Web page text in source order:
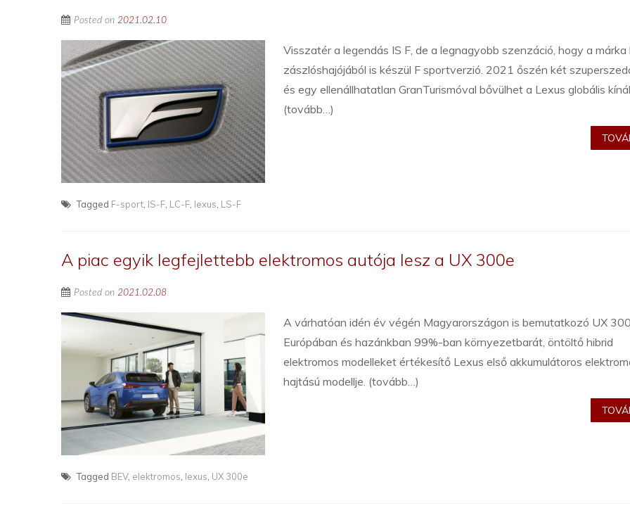
Posted on 2021.02.10
Visszatér a legendás IS F, de a legnagyobb szenzáció, hogy a márka
zászlóshajójából is készül F sportverzió. 2021 őszén két
és egy ellenállhatatlan GranTurismóval bővülhet a Lexus globális
(tovább…)
Tagged F-sport IS-F LC-F lexus LS-F
A piac egyik legfejlettebb elektromos autója lesz a UX 300e
Posted on 2021.02.08
A várhatóan idén év végén Magyarországon is bemutatkozó UX
Európában és hazánkban 99%-ban környezetbarát, öntöltő hibrid
elektromos modelleket értékesítő Lexus első akkumulátoros
hajtású modellje. (tovább…)
Tagged BEV, elektromos, lexus, UX 300e